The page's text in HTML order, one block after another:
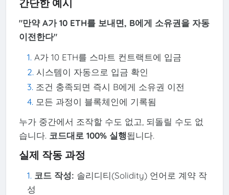
간단한 예시
"만약 A가 10 ETH를 보내면, B에게 소유권을 자동
이전한다"
A가 10 ETH를 스마트 컨트랙트에 입금
시스템이 자동으로 입금 확인
조건 충족되면 즉시 B에게 소유권 이전
모든 과정이 블록체인에 기록됨
누가 중간에서 조작할 수도 없고, 되돌릴 수도 없
습니다. 코드대로 100% 실행됩니다.
실제 작동 과정
코드 작성: 솔리디티(Solidity) 언어로 계약 작
성